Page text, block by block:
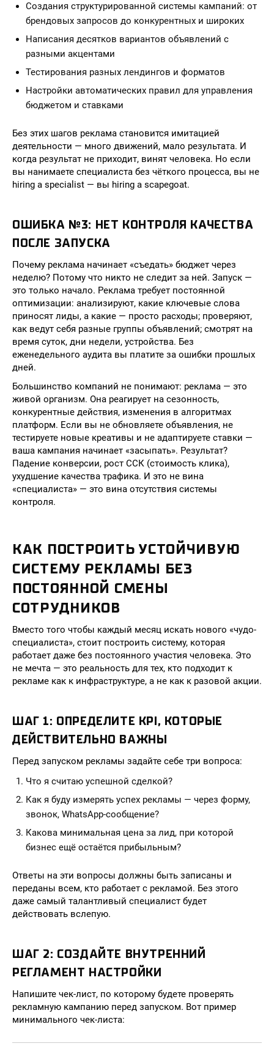
Создания структурированной системы кампаний: от
брендовых запросов до конкурентных и широких
Написания десятков вариантов объявлений с
разными акцентами
Тестирования разных лендингов и форматов
Настройки автоматических правил для управления
бюджетом и ставками
Без этих шагов реклама становится имитацией
деятельности — много движений, мало результата. И
когда результат не приходит, винят человека. Но если
вы нанимаете специалиста без чёткого процесса, вы не
hiring a specialist — вы hiring a scapegoat.
ОШИБКА №3: НЕТ КОНТРОЛЯ КАЧЕСТВА
ПОСЛЕ ЗАПУСКА
Почему реклама начинает «съедать» бюджет через
неделю? Потому что никто не следит за ней. Запуск —
это только начало. Реклама требует постоянной
оптимизации: анализируют, какие ключевые слова
приносят лиды, а какие — просто расходы; проверяют,
как ведут себя разные группы объявлений; смотрят на
время суток, дни недели, устройства. Без
еженедельного аудита вы платите за ошибки прошлых
дней.
Большинство компаний не понимают: реклама — это
живой организм. Она реагирует на сезонность,
конкурентные действия, изменения в алгоритмах
платформ. Если вы не обновляете объявления, не
тестируете новые креативы и не адаптируете ставки —
ваша кампания начинает «засыпать». Результат?
Падение конверсии, рост ССК (стоимость клика),
ухудшение качества трафика. И это не вина
«специалиста» — это вина отсутствия системы
контроля.
КАК ПОСТРОИТЬ УСТОЙЧИВУЮ
СИСТЕМУ РЕКЛАМЫ БЕЗ
ПОСТОЯННОЙ СМЕНЫ
СОТРУДНИКОВ
Вместо того чтобы каждый месяц искать нового «чудо-
специалиста», стоит построить систему, которая
работает даже без постоянного участия человека. Это
не мечта — это реальность для тех, кто подходит к
рекламе как к инфраструктуре, а не как к разовой акции.
ШАГ 1: ОПРЕДЕЛИТЕ KPI, КОТОРЫЕ
ДЕЙСТВИТЕЛЬНО ВАЖНЫ
Перед запуском рекламы задайте себе три вопроса:
Что я считаю успешной сделкой?
Как я буду измерять успех рекламы — через форму,
звонок, WhatsApp-сообщение?
Какова минимальная цена за лид, при которой
бизнес ещё остаётся прибыльным?
Ответы на эти вопросы должны быть записаны и
переданы всем, кто работает с рекламой. Без этого
даже самый талантливый специалист будет
действовать вслепую.
ШАГ 2: СОЗДАЙТЕ ВНУТРЕННИЙ
РЕГЛАМЕНТ НАСТРОЙКИ
Напишите чек-лист, по которому будете проверять
рекламную кампанию перед запуском. Вот пример
минимального чек-листа: